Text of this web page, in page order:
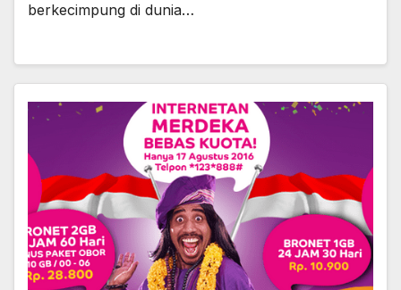
berkecimpung di dunia…